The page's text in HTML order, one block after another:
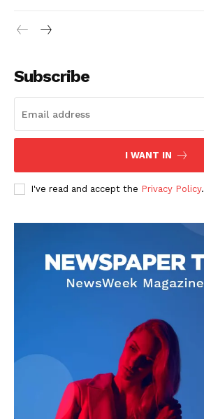
Subscribe
I WANT IN
I've read and accept the Privacy Policy.